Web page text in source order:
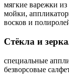
мягкие варежки
мойки,
восков и
Стёкла и
специальные
безворсовые